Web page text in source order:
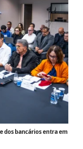
dos bancários entra em